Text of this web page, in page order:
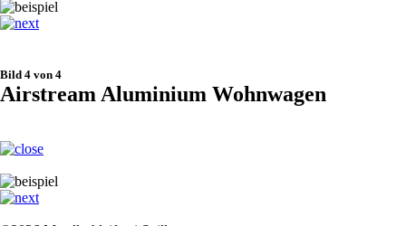
Bild 4 von 4
Airstream Aluminium Wohnwagen